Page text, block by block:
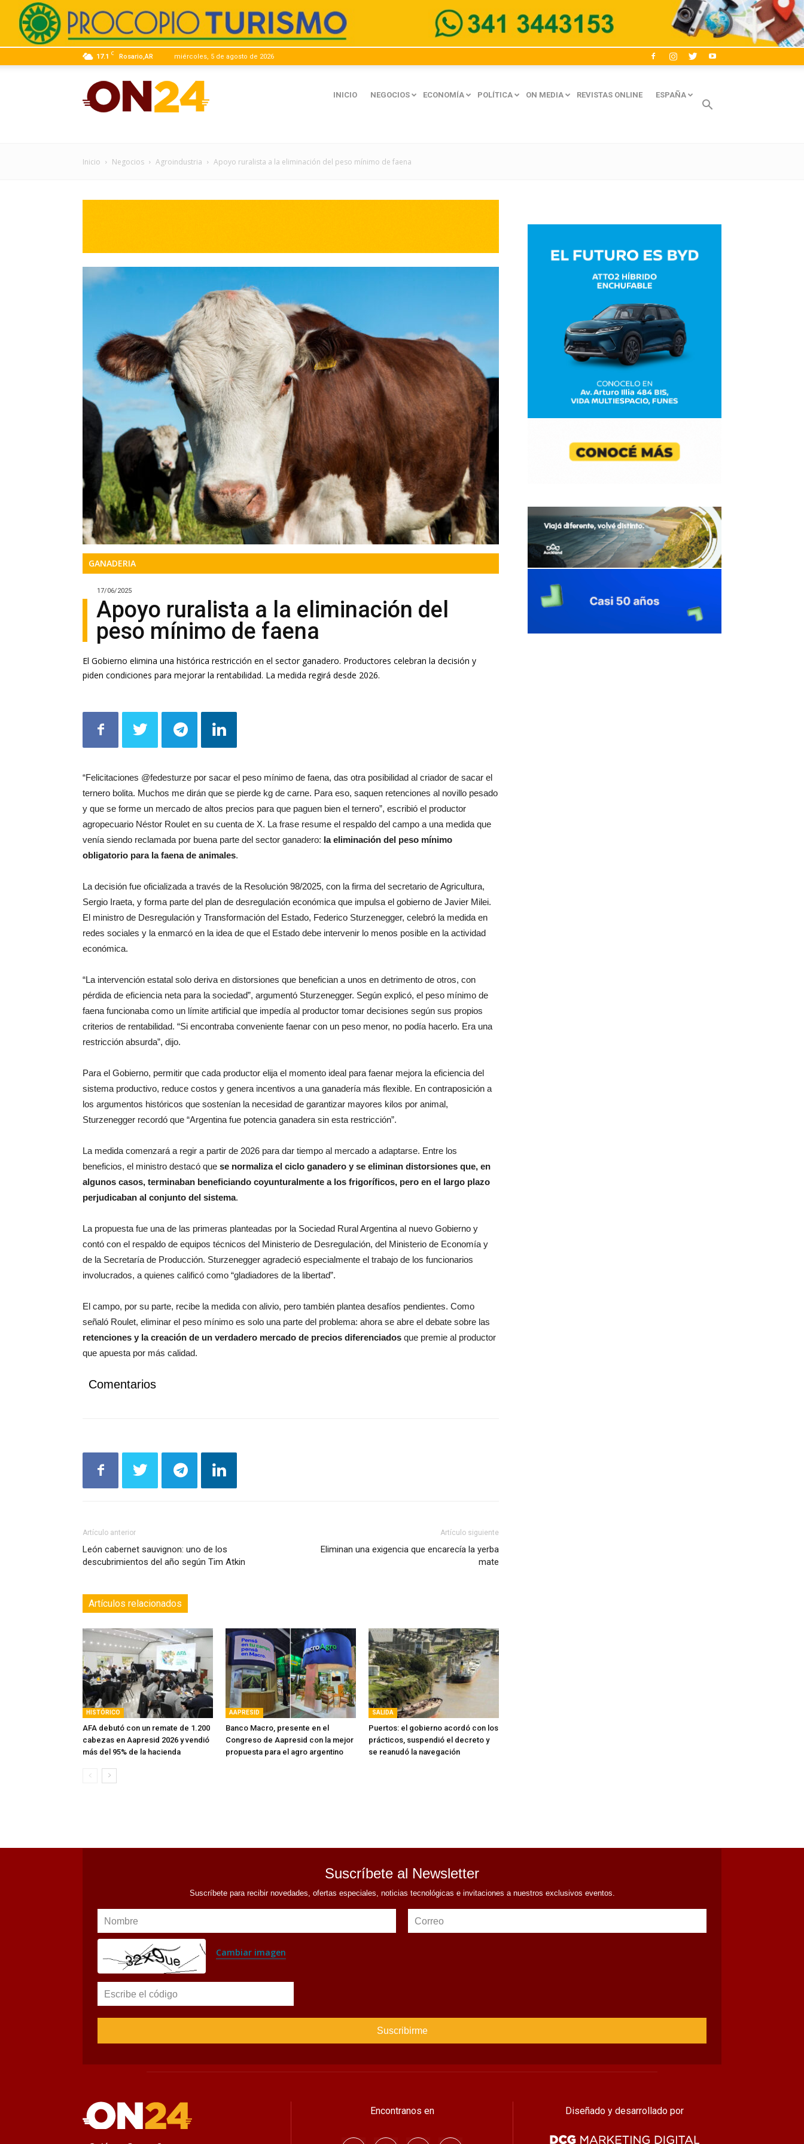
17.1 C Rosario,AR miércoles, 5 de agosto de 2026
|
Precisa.
Periodismo
en
serio
INICIO NEGOCIOS ECONOMÍA POLÍTICA ON MEDIA REVISTAS ONLINE ESPAÑA
Inicio Negocios Agroindustria Apoyo ruralista a la eliminación del peso mínimo de faena
GANADERIA
17/06/2025
Apoyo ruralista a la eliminación del
peso mínimo de faena
El Gobierno elimina una histórica restricción en el sector ganadero. Productores celebran la decisión y
piden condiciones para mejorar la rentabilidad. La medida regirá desde 2026.
“Felicitaciones @fedesturze por sacar el peso mínimo de faena, das otra posibilidad al criador de sacar el
ternero bolita. Muchos me dirán que se pierde kg de carne. Para eso, saquen retenciones al novillo pesado
y que se forme un mercado de altos precios para que paguen bien el ternero”, escribió el productor
agropecuario Néstor Roulet en su cuenta de X. La frase resume el respaldo del campo a una medida que
venía siendo reclamada por buena parte del sector ganadero: la eliminación del peso mínimo
obligatorio para la faena de animales.
La decisión fue oficializada a través de la Resolución 98/2025, con la firma del secretario de Agricultura,
Sergio Iraeta, y forma parte del plan de desregulación económica que impulsa el gobierno de Javier Milei.
El ministro de Desregulación y Transformación del Estado, Federico Sturzenegger, celebró la medida en
redes sociales y la enmarcó en la idea de que el Estado debe intervenir lo menos posible en la actividad
económica.
“La intervención estatal solo deriva en distorsiones que benefician a unos en detrimento de otros, con
pérdida de eficiencia neta para la sociedad”, argumentó Sturzenegger. Según explicó, el peso mínimo de
faena funcionaba como un límite artificial que impedía al productor tomar decisiones según sus propios
criterios de rentabilidad. “Si encontraba conveniente faenar con un peso menor, no podía hacerlo. Era una
restricción absurda”, dijo.
Para el Gobierno, permitir que cada productor elija el momento ideal para faenar mejora la eficiencia del
sistema productivo, reduce costos y genera incentivos a una ganadería más flexible. En contraposición a
los argumentos históricos que sostenían la necesidad de garantizar mayores kilos por animal,
Sturzenegger recordó que “Argentina fue potencia ganadera sin esta restricción”.
La medida comenzará a regir a partir de 2026 para dar tiempo al mercado a adaptarse. Entre los
beneficios, el ministro destacó que se normaliza el ciclo ganadero y se eliminan distorsiones que, en
algunos casos, terminaban beneficiando coyunturalmente a los frigoríficos, pero en el largo plazo
perjudicaban al conjunto del sistema.
La propuesta fue una de las primeras planteadas por la Sociedad Rural Argentina al nuevo Gobierno y
contó con el respaldo de equipos técnicos del Ministerio de Desregulación, del Ministerio de Economía y
de la Secretaría de Producción. Sturzenegger agradeció especialmente el trabajo de los funcionarios
involucrados, a quienes calificó como “gladiadores de la libertad”.
El campo, por su parte, recibe la medida con alivio, pero también plantea desafíos pendientes. Como
señaló Roulet, eliminar el peso mínimo es solo una parte del problema: ahora se abre el debate sobre las
retenciones y la creación de un verdadero mercado de precios diferenciados que premie al productor
que apuesta por más calidad.
Comentarios
Artículo anterior
León cabernet sauvignon: uno de los
descubrimientos del año según Tim Atkin
Artículo siguiente
Eliminan una exigencia que encarecía la yerba
mate
Artículos relacionados
HISTÓRICO
AFA debutó con un remate de 1.200
cabezas en Aapresid 2026 y vendió
más del 95% de la hacienda
AAPRESID
Banco Macro, presente en el
Congreso de Aapresid con la mejor
propuesta para el agro argentino
SALIDA
Puertos: el gobierno acordó con los
prácticos, suspendió el decreto y
se reanudó la navegación
Suscríbete al Newsletter
Suscríbete para recibir novedades, ofertas especiales, noticias tecnológicas e invitaciones a nuestros exclusivos eventos.
Nombre Correo
Cambiar imagen
Escribe el código
Encontranos en Diseñado y desarrollado por